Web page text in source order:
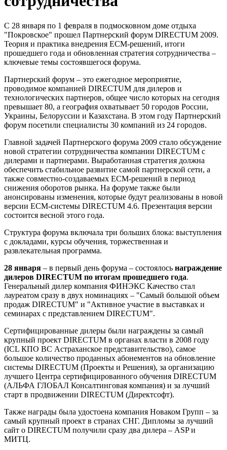
С 28 января по 1 февраля в подмосковном доме отдыха
"Покровское" прошел Партнерский форум DIRECTUM 2009.
Теория и практика внедрения ECM-решений, итоги
прошедшего года и обновленная стратегия сотрудничества –
ключевые темы состоявшегося форума.
Партнерский форум – это ежегодное мероприятие,
проводимое компанией DIRECTUM для дилеров и
технологических партнеров, общее число которых на сегодня
превышает 80, а география охватывает 50 городов России,
Украины, Белоруссии и Казахстана. В этом году Партнерский
форум посетили специалисты 30 компаний из 24 городов.
Главной задачей Партнерского форума 2009 стало обсуждение
новой стратегии сотрудничества компании DIRECTUM с
дилерами и партнерами. Выработанная стратегия должна
обеспечить стабильное развитие самой партнерской сети, а
также совместно-создаваемых ECM-решений в период
снижения оборотов рынка. На форуме также были
анонсированы изменения, которые будут реализованы в новой
версии ECM-системы DIRECTUM 4.6. Презентация версии
состоится весной этого года.
Структура форума включала три больших блока: выступления
с докладами, курсы обучения, торжественная и
развлекательная программа.
28 января – в первый день форума – состоялось награждение
дилеров DIRECTUM по итогам прошедшего года.
Генеральный дилер компания ФИНЭКС Качество стал
лауреатом сразу в двух номинациях – "Самый большой объем
продаж DIRECTUM" и "Активное участие в выставках и
семинарах с представлением DIRECTUM".
Сертифицированные дилеры были награждены за самый
крупный проект DIRECTUM в органах власти в 2008 году
(ICL КПО ВС Астраханское представительство), самое
большое количество проданных абонементов на обновление
системы DIRECTUM (Проекты и Решения), за организацию
лучшего Центра сертифицированного обучения DIRECTUM
(АЛЬФА ГЛОБАЛ Консалтинговая компания) и за лучший
старт в продвижении DIRECTUM (Директсофт).
Также награды была удостоена компания Новаком Групп – за
самый крупный проект в странах СНГ. Дипломы за лучший
сайт о DIRECTUM получили сразу два дилера – ASP и
МИТЦ.